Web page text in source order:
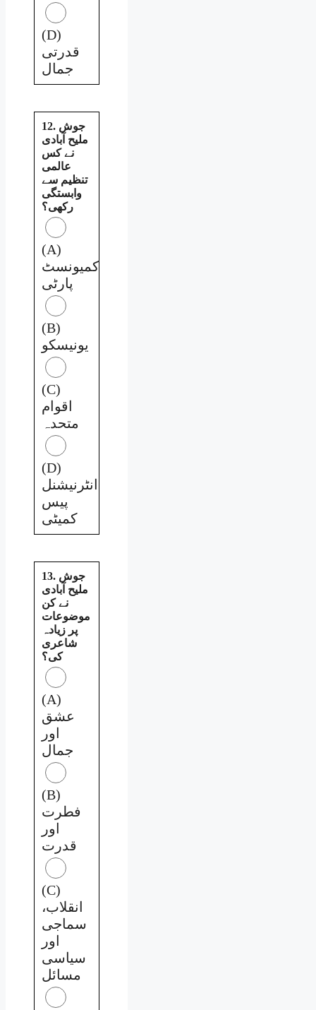
(D)
قدرتی
جمال
12. جوش
ملیح آبادی
نے کس
عالمی
تنظیم سے
وابستگی
رکھی؟
(A)
کمیونسٹ
پارٹی
(B)
یونیسکو
(C)
اقوام
متحدہ
(D)
انٹرنیشنل
پیس
کمیٹی
13. جوش
ملیح آبادی
نے کن
موضوعات
پر زیادہ
شاعری
کی؟
(A)
عشق
اور
جمال
(B)
فطرت
اور
قدرت
(C)
انقلاب،
سماجی
اور
سیاسی
مسائل